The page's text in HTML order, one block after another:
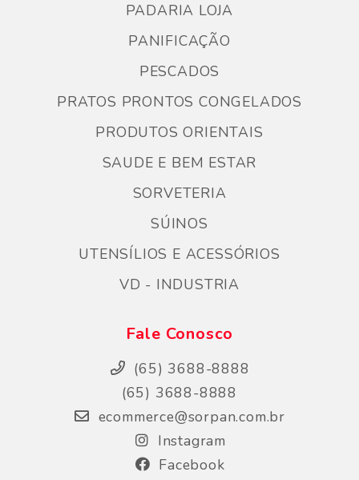
PADARIA LOJA
PANIFICAÇÃO
PESCADOS
PRATOS PRONTOS CONGELADOS
PRODUTOS ORIENTAIS
SAUDE E BEM ESTAR
SORVETERIA
SÚINOS
UTENSÍLIOS E ACESSÓRIOS
VD - INDUSTRIA
Fale Conosco
(65) 3688-8888
(65) 3688-8888
ecommerce@sorpan.com.br
Instagram
Facebook